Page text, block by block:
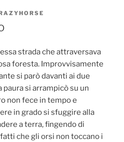
strada che attraversava
foresta. Improvvisamente
si parò davanti ai due
paura si arrampicò su un
non fece in tempo e
in grado si sfuggire alla
a terra, fingendo di
che gli orsi non toccano i